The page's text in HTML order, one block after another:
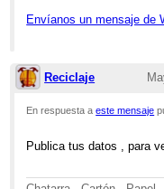
Envíanos un mensaje de
Reciclaje
En respuesta aeste mensaje
Publica tus datos , para